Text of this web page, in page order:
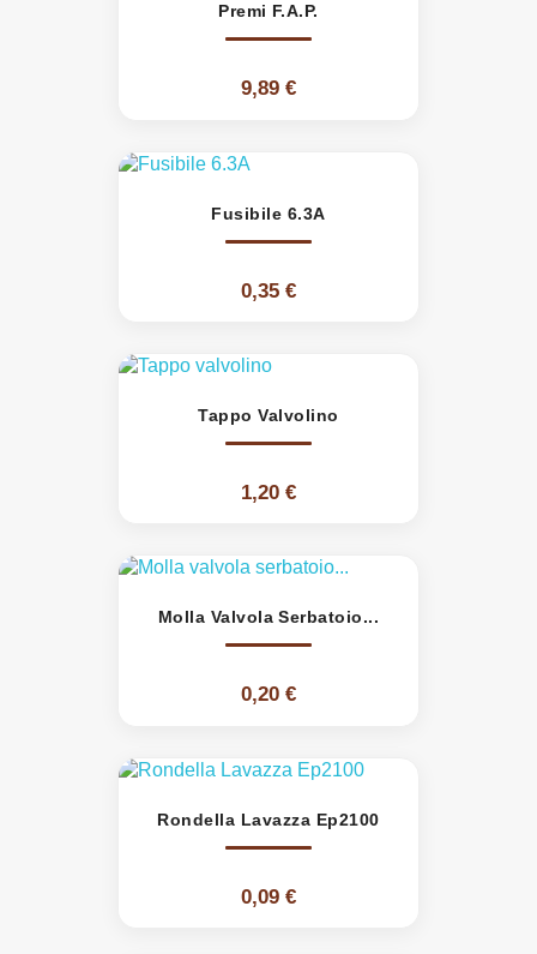
Premi F.A.P.
9,89 €
Fusibile 6.3A
0,35 €
Tappo Valvolino
1,20 €
Molla Valvola Serbatoio...
0,20 €
Rondella Lavazza Ep2100
0,09 €